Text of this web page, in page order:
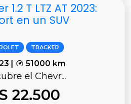
T LTZ AT 2023:
en un SUV
TRACKER
| 51000 km
el Chevr...
22.500